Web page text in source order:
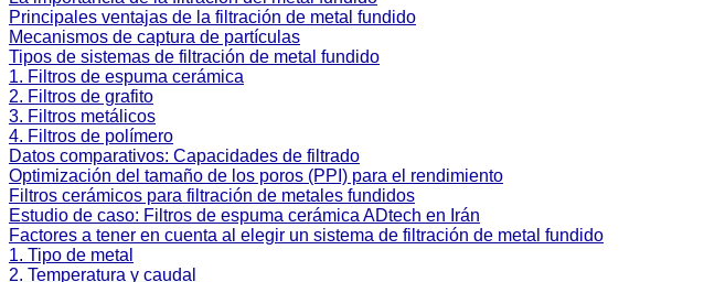
Principales ventajas de la filtración de metal fundido
Mecanismos de captura de partículas
Tipos de sistemas de filtración de metal fundido
1. Filtros de espuma cerámica
2. Filtros de grafito
3. Filtros metálicos
4. Filtros de polímero
Datos comparativos: Capacidades de filtrado
Optimización del tamaño de los poros (PPI) para el rendimiento
Filtros cerámicos para filtración de metales fundidos
Estudio de caso: Filtros de espuma cerámica ADtech en Irán
Factores a tener en cuenta al elegir un sistema de filtración de metal fundido
1. Tipo de metal
2. Temperatura y caudal